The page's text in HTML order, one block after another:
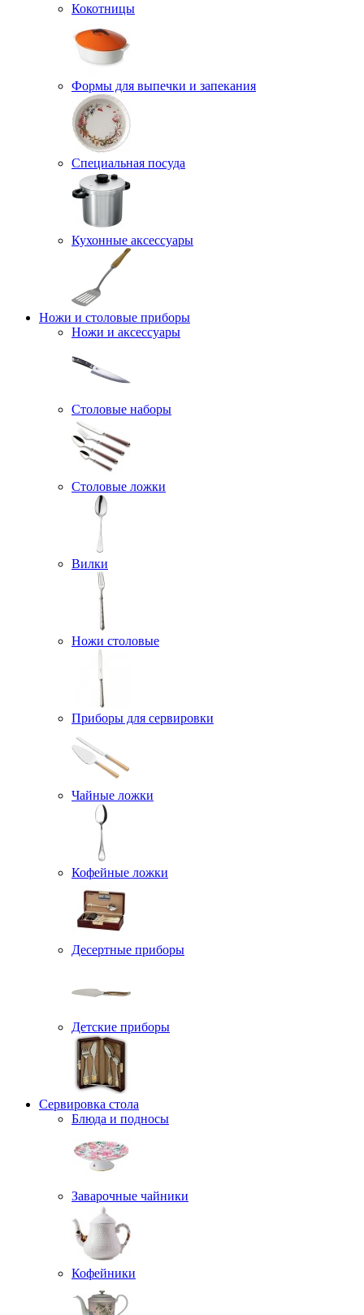
Кокотницы
Формы для выпечки и запекания
Специальная посуда
Кухонные аксессуары
Ножи и столовые приборы
Ножи и аксессуары
Столовые наборы
Столовые ложки
Вилки
Ножи столовые
Приборы для сервировки
Чайные ложки
Кофейные ложки
Десертные приборы
Детские приборы
Сервировка стола
Блюда и подносы
Заварочные чайники
Кофейники